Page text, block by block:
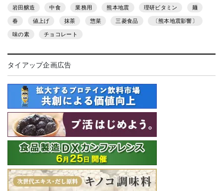
岩田醸造 中食 業務用 熊本地震 理研ビタミン 麺
春 値上げ 抹茶 惣菜 三菱食品 〔熊本地震影響〕
味の素 チョコレート
タイアップ企画広告